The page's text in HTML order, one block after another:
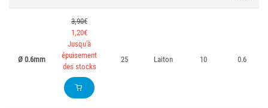
Ø 0.6mm
3,90€
1,20€
Jusqu'à
épuisement
des stocks
25 Laiton 10 0.6